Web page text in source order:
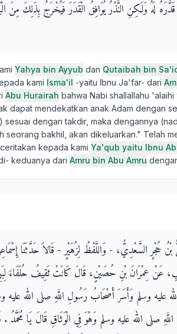
لَهُ وَلَكِنِ النَّذْرُ يُوَافِقُ الْقَدَرَ فَيُخْرَجُ بِذَلِكَ مِنَ
Yahya bin Ayyub dan Qutaibah bin
kami Isma'il -yaitu Ibnu Ja'far- dari
Abu Hurairah bahwa Nabi shallallahu
dapat mendekatkan anak Adam dengan
dengan takdir, maka dengannya
seorang bakhil, akan dikeluarkan." Telah
kepada kami Ya'qub yaitu Ibnu
keduanya dari Amru bin Abu Amru
حُجْرٍ السَّعْدِيُّ، - وَاللَّفْظُ لِزُهَيْرٍ - قَالاَ حَدَّثَنَا
عَنْ عِمْرَانَ بْنِ حُصَيْنٍ، قَالَ كَانَتْ ثَقِيفُ حُلَفَاءَ
عليه وسلم وَأَسَرَ أَصْحَابُ رَسُولِ اللَّهِ صلى الله
صلى الله عليه وسلم وَهْوَ فِي الْوَثَاقِ قَالَ يَا